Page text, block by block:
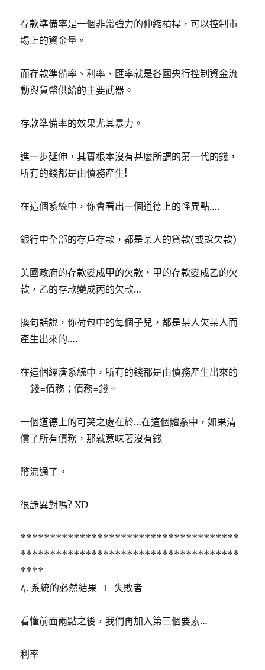
存款準備率是一個非常強力的伸縮槓桿，可以控制市
場上的資金量。
而存款準備率、利率、匯率就是各國央行控制資金流
動與貨幣供給的主要武器。
存款準備率的效果尤其暴力。
進一步延伸，其實根本沒有甚麼所謂的第一代的錢，
所有的錢都是由債務產生!
在這個系統中，你會看出一個道德上的怪異點….
銀行中全部的存戶存款，都是某人的貸款(或說欠款)
美國政府的存款變成甲的欠款，甲的存款變成乙的欠
款，乙的存款變成丙的欠款…
換句話說，你荷包中的每個子兒，都是某人欠某人而
產生出來的….
在這個經濟系統中，所有的錢都是由債務產生出來的
– 錢=債務；債務=錢。
一個道德上的可笑之處在於…在這個體系中，如果清
償了所有債務，那就意味著沒有錢
幣流通了。
很詭異對嗎? XD
*************************************
*************************************
****
4. 系統的必然結果-1 失敗者
看懂前面兩點之後，我們再加入第三個要素…
利率